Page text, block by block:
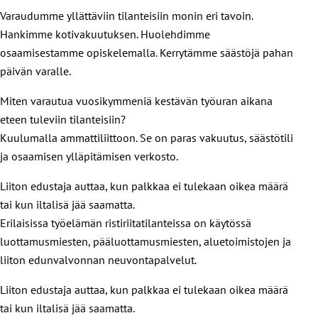
Varaudumme yllättäviin tilanteisiin monin eri tavoin.
Hankimme kotivakuutuksen. Huolehdimme
osaamisestamme opiskelemalla. Kerrytämme säästöjä pahan
päivän varalle.
Miten varautua vuosikymmeniä kestävän työuran aikana
eteen tuleviin tilanteisiin?
Kuulumalla ammattiliittoon. Se on paras vakuutus, säästötili
ja osaamisen ylläpitämisen verkosto.
Liiton edustaja auttaa, kun palkkaa ei tulekaan oikea määrä
tai kun iltalisä jää saamatta.
Erilaisissa työelämän ristiriitatilanteissa on käytössä
luottamusmiesten, pääluottamusmiesten, aluetoimistojen ja
liiton edunvalvonnan neuvontapalvelut.
Liiton edustaja auttaa, kun palkkaa ei tulekaan oikea määrä
tai kun iltalisä jää saamatta.